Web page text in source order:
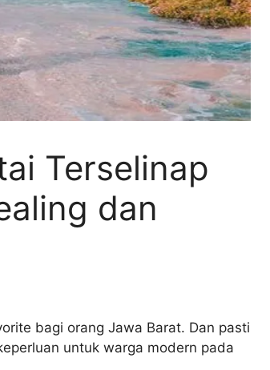
Terselinap
dan
bagi orang Jawa Barat. Dan pasti
untuk warga modern pada